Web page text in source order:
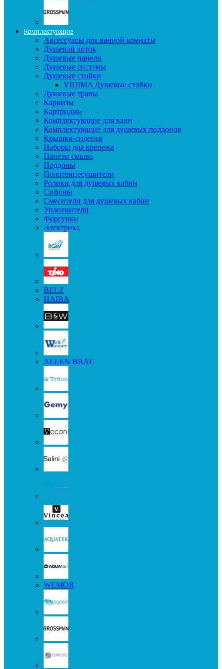
Комплектующие
Аксессуары для ванной комнаты
Душевой лоток
Душевые панели
Душевые системы
Душевые стойки
VIDIMA Душевые стойки
Душевые трапы
Карнизы
Картриджи
Комплектующие для ванн
Комплектующие для душевых поддонов
Крышки-сиденья
Наборы для крепежа
Панели смыва
Поддоны
Полотенцесушители
Ролики для душевых кабин
Сифоны
Смесители для душевых кабин
Уплотнители
Форсунки
Электрика
BELZ
HAIBA
ALLEN BRAU
WEMOR